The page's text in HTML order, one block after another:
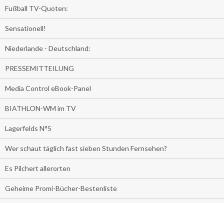
Fußball TV-Quoten:
Sensationell!
Niederlande - Deutschland:
PRESSEMITTEILUNG
Media Control eBook-Panel
BIATHLON-WM im TV
Lagerfelds N°5
Wer schaut täglich fast sieben Stunden Fernsehen?
Es Pilchert allerorten
Geheime Promi-Bücher-Bestenliste